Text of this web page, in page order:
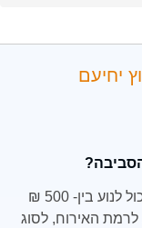
יחיעם
המחיר בצימרים בקיבוץ יחיעם והסביבה יכול לנוע בין- 500 ₪
לרמת האירוח, לסוג